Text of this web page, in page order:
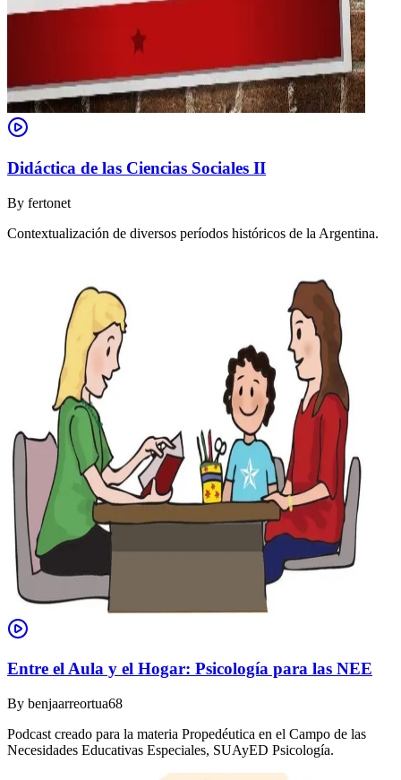
Didáctica de las Ciencias Sociales II
By fertonet
Contextualización de diversos períodos históricos de la Argentina.
Entre el Aula y el Hogar: Psicología para las NEE
By benjaarreortua68
Podcast creado para la materia Propedéutica en el Campo de las
Necesidades Educativas Especiales, SUAyED Psicología.